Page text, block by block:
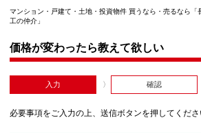
マンション・戸建て・土地・投資物件 買うなら・売るなら「
工の仲介」
価格が変わったら教えて欲しい
入力 確認
必要事項をご入力の上、送信ボタンを押してくださ